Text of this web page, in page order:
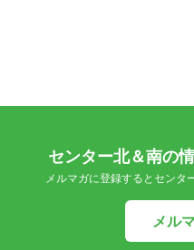
センター北＆南の
メルマガに登録するとセンタ
メル